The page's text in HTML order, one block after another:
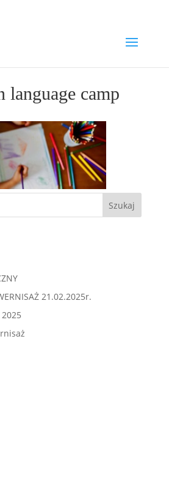
language camp
21.02.2025r.